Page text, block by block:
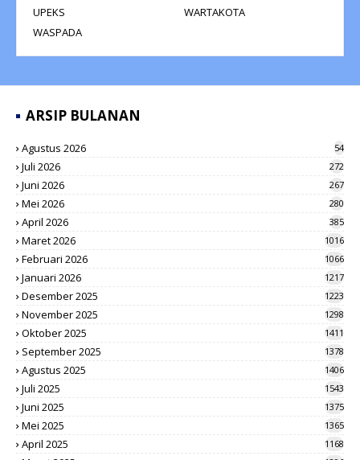
UPEKS
WARTAKOTA
WASPADA
ARSIP BULANAN
Agustus 2026 54
Juli 2026 272
Juni 2026 267
Mei 2026 280
April 2026 385
Maret 2026 1016
Februari 2026 1066
Januari 2026 1217
Desember 2025 1223
November 2025 1298
Oktober 2025 1411
September 2025 1378
Agustus 2025 1406
Juli 2025 1543
Juni 2025 1375
Mei 2025 1365
April 2025 1168